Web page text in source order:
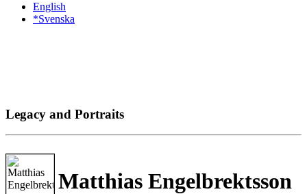
English
*Svenska
Legacy and Portraits
Matthias Engelbrektsson